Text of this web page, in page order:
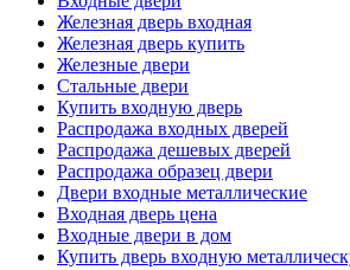
Железная дверь входная
Железная дверь купить
Железные двери
Стальные двери
Купить входную дверь
Распродажа входных дверей
Распродажа дешевых дверей
Распродажа образец двери
Двери входные металлические
Входная дверь цена
Входные двери в дом
Купить дверь входную